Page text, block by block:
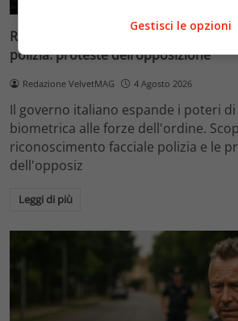
Riconoscimento facciale, il governo
polizia: proteste dell’opposizione
Redazione VelvetMAG 4 Agosto 2026
Il governo italiano espande i poteri
biometrica alle forze dell'ordine.
riconoscimento facciale polizia e le
dell'opposiz
Leggi di più
Gestisci le opzioni